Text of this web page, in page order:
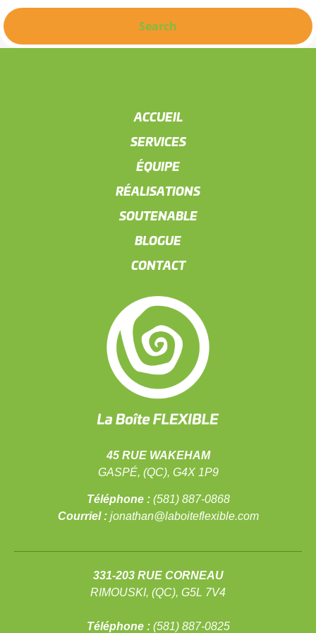
Search
ACCUEIL
SERVICES
ÉQUIPE
RÉALISATIONS
SOUTENABLE
BLOGUE
CONTACT
45 RUE WAKEHAM
GASPÉ, (QC), G4X 1P9
Téléphone : (581) 887-0868
Courriel : jonathan@laboiteflexible.com
331-203 RUE CORNEAU
RIMOUSKI, (QC), G5L 7V4
Téléphone : (581) 887-0825